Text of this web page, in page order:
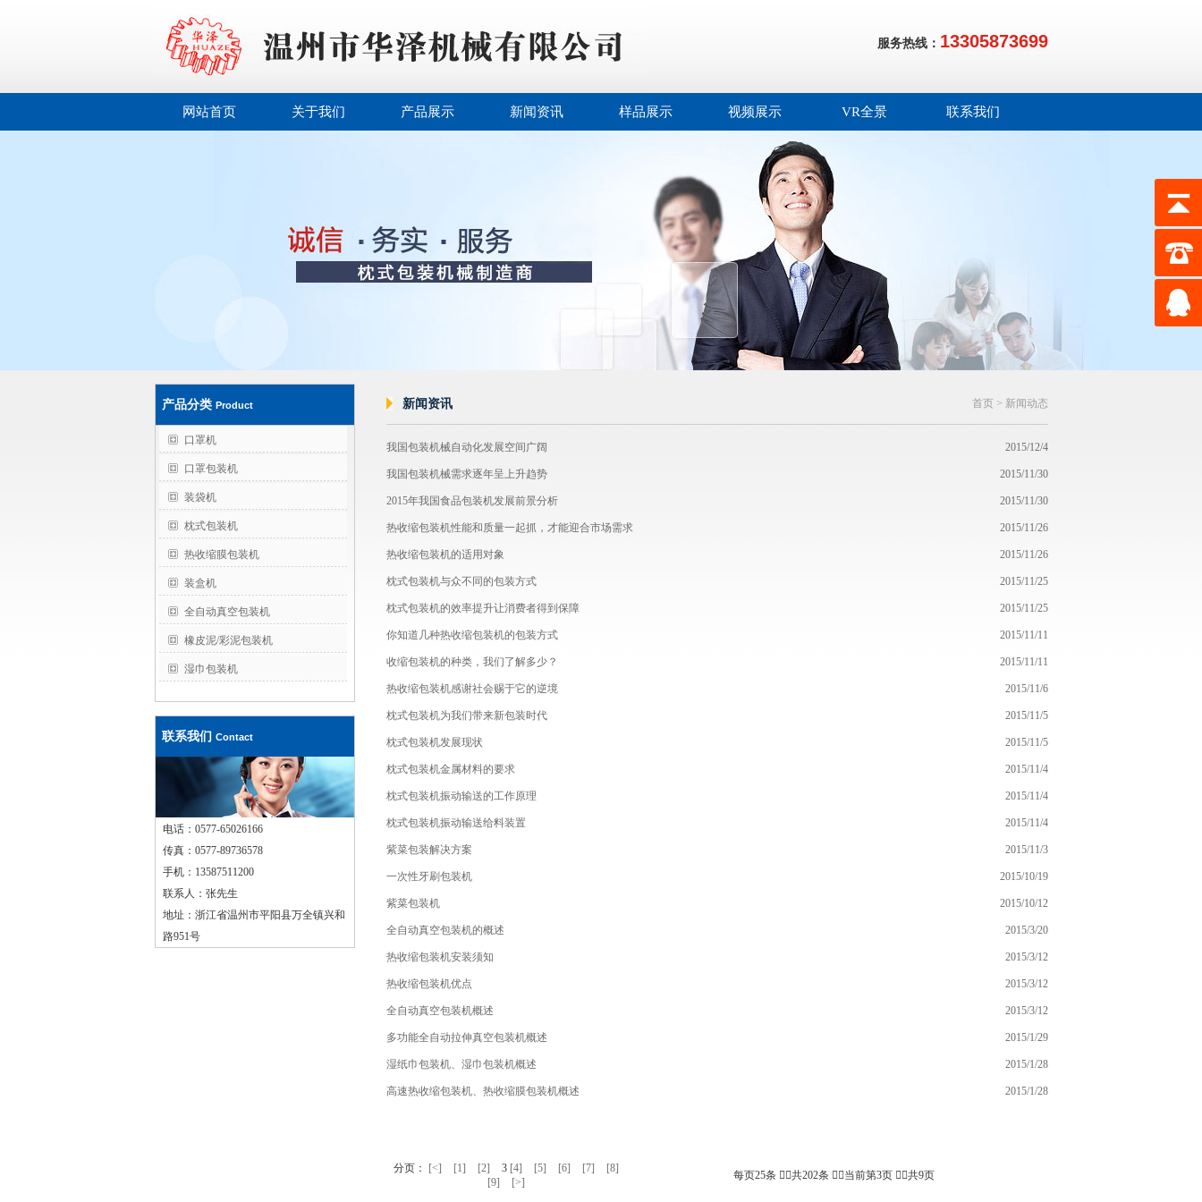
服务热线： 13305873699
网站首页 关于我们 产品展示 新闻资讯 样品展示 视频展示 VR全景 联系我们
首页 > 新闻动态
新闻资讯
2015/12/4
我国包装机械自动化发展空间广阔
2015/11/30
我国包装机械需求逐年呈上升趋势
2015/11/30
2015年我国食品包装机发展前景分析
2015/11/26
热收缩包装机性能和质量一起抓，才能迎合市场需求
2015/11/26
热收缩包装机的适用对象
2015/11/25
枕式包装机与众不同的包装方式
2015/11/25
枕式包装机的效率提升让消费者得到保障
2015/11/11
你知道几种热收缩包装机的包装方式
2015/11/11
收缩包装机的种类，我们了解多少？
2015/11/6
热收缩包装机感谢社会赐于它的逆境
2015/11/5
枕式包装机为我们带来新包装时代
2015/11/5
枕式包装机发展现状
2015/11/4
枕式包装机金属材料的要求
2015/11/4
枕式包装机振动输送的工作原理
2015/11/4
枕式包装机振动输送给料装置
2015/11/3
紫菜包装解决方案
2015/10/19
一次性牙刷包装机
2015/10/12
紫菜包装机
2015/3/20
全自动真空包装机的概述
2015/3/12
热收缩包装机安装须知
2015/3/12
热收缩包装机优点
2015/3/12
全自动真空包装机概述
2015/1/29
多功能全自动拉伸真空包装机概述
2015/1/28
湿纸巾包装机、湿巾包装机概述
2015/1/28
高速热收缩包装机、热收缩膜包装机概述
分页： [<] [1] [2] 3 [4] [5] [6] [7]
[8]
[9]
[>]
每页25条 共202条 当前第3页 共9页
产品分类 Product
口罩机
口罩包装机
装袋机
枕式包装机
热收缩膜包装机
装盒机
全自动真空包装机
橡皮泥/彩泥包装机
湿巾包装机
联系我们 Contact
电话：0577-65026166
传真：0577-89736578
手机：13587511200
联系人：张先生
地址：浙江省温州市平阳县万全镇兴和
路951号